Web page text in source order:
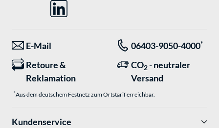
E-Mail 06403-9050-4000*
Retoure &
Reklamation
CO2 - neutraler
Versand
*Aus dem deutschem Festnetz zum Ortstarif erreichbar.
Kundenservice